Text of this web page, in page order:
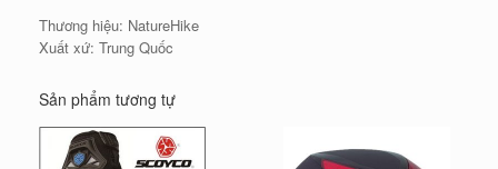
Thương hiệu: NatureHike
Xuất xứ: Trung Quốc
Sản phẩm tương tự